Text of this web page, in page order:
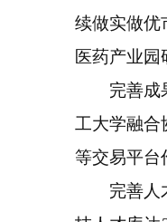
续做实做优
医药产业
完善成果
工大学融
等交易平台
完善人才